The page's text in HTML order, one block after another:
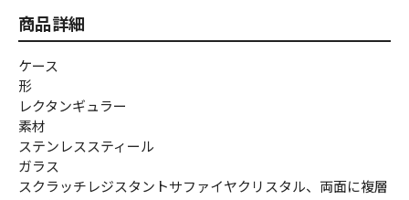
商品詳細
ケース
形
レクタンギュラー
素材
ステンレススティール
ガラス
スクラッチレジスタントサファイヤクリスタル、両面に複層